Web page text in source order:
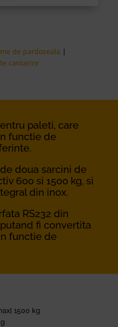
de pardoseala |
cantarire
paleti, care
functie de
doua sarcini de
600 si 1500 kg, si
din inox.
RS232 din
fi convertita
functie de
1500 kg